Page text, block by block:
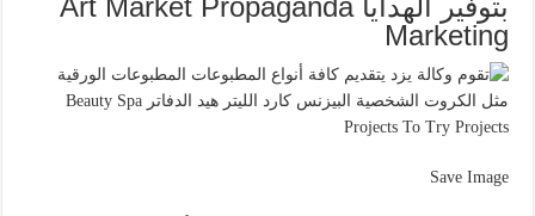
Marketing
Save Image